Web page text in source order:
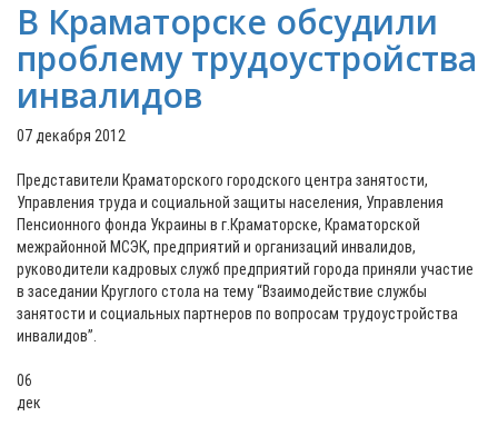
В Краматорске обсудили
проблему трудоустройства
инвалидов
07 декабря 2012
Представители Краматорского городского центра занятости,
Управления труда и социальной защиты населения, Управления
Пенсионного фонда Украины в г.Краматорске, Краматорской
межрайонной МСЭК, предприятий и организаций инвалидов,
руководители кадровых служб предприятий города приняли участие
в заседании Круглого стола на тему “Взаимодействие службы
занятости и социальных партнеров по вопросам трудоустройства
инвалидов”.
06
дек